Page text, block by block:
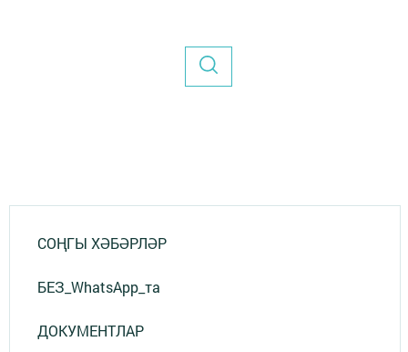
СОҢГЫ ХӘБӘРЛӘР
БЕЗ_WhatsApp_та
ДОКУМЕНТЛАР